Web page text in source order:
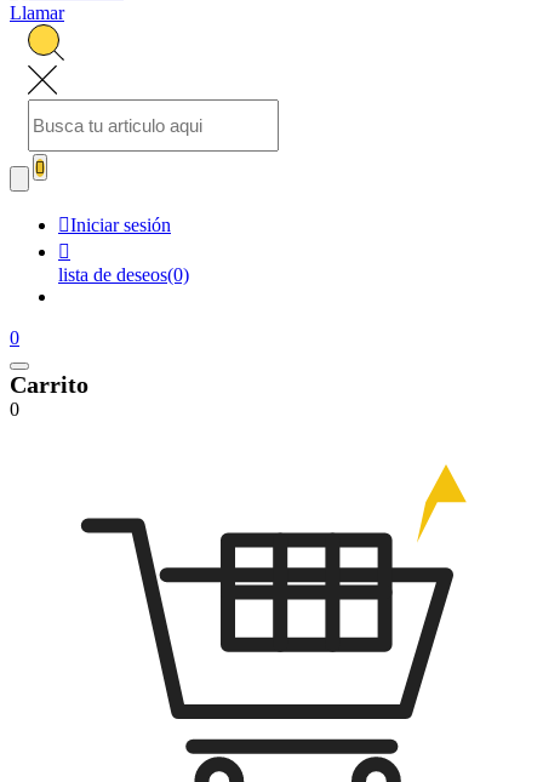
Llamar

Iniciar sesión

lista de deseos(0)
0
Carrito
0